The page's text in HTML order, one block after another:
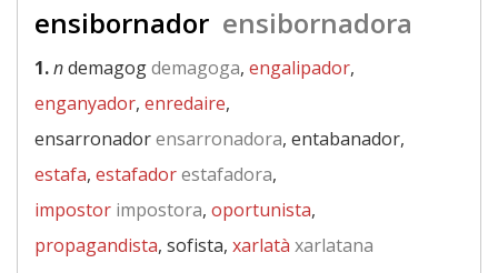
ensibornador ensibornadora
1.ndemagogdemagoga, engalipador,
enganyador, enredaire,
ensarronadorensarronadora, entabanador,
estafa, estafadorestafadora,
impostor impostora, oportunista,
propagandista, sofista, xarlatà xarlatana